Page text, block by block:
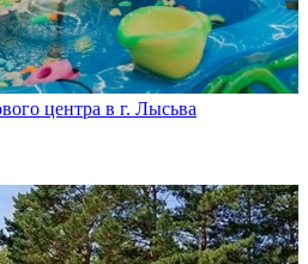
центра в г. Лысьва